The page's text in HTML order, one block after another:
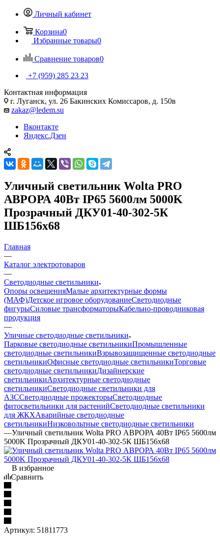
Личный кабинет
Корзина0
Избранные товары0
Сравнение товаров0
+7 (959) 285 23 23
Контактная информация
г. Луганск, ул. 26 Бакинских Комиссаров, д. 150в
zakaz@ledem.su
Вконтакте
Яндекс.Дзен
Уличный светильник Wolta PRO
АВРОРА 40Вт IP65 5600лм 5000K
Прозрачный ДКУ01-40-302-5К
ШБ156х68
Главная
—
Каталог электротоваров
—
Светодиодные светильники
Опоры освещенияМалые архитектурные формы
(МАФ)Детское игровое оборудованиеСветодиодные
фигурыСиловые трансформаторыКабельно-проводниковая
продукция
—
Уличные светодиодные светильники
Парковые светодиодные светильникиПромышленные
светодиодные светильникиВзрывозащищенные светодиодные
светильникиОфисные светодиодные светильникиТорговые
светодиодные светильникиДизайнерские
светильникиАрхитектурные светодиодные
светильникиСветодиодные светильники для
АЗССветодиодные прожекторыСветодиодные
фитосветильники для растенийСветодиодные светильники
для ЖКХАварийные светодиодные
светильникиНизковольтные светодиодные светильники
—Уличный светильник Wolta PRO АВРОРА 40Вт IP65 5600лм
5000K Прозрачный ДКУ01-40-302-5К ШБ156х68
В избранное
Сравнить
Артикул: 51811773